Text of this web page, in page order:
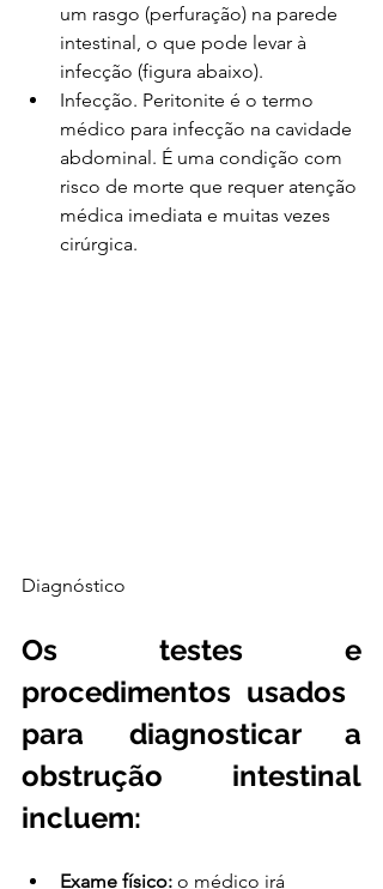
um rasgo (perfuração) na parede
intestinal, o que pode levar à
infecção (figura abaixo).
Infecção. Peritonite é o termo
médico para infecção na cavidade
abdominal. É uma condição com
risco de morte que requer atenção
médica imediata e muitas vezes
cirúrgica.
Diagnóstico
Os testes e
procedimentos usados ​​
para diagnosticar a
obstrução intestinal
incluem:
Exame físico: o médico irá